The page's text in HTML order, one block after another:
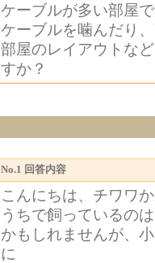
ケーブルが多い部屋
ケーブルを噛んだり
部屋のレイアウトな
すか？
No.1 回答内容
こんにちは、チワワ
うちで飼っているの
かもしれませんが、
に